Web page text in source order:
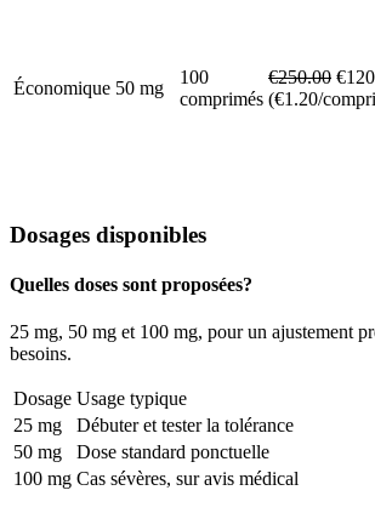
Économique 50 mg
100
comprimés
€250.00
(€1.20/
Dosages disponibles
Quelles doses sont proposées?
25 mg, 50 mg et 100 mg, pour un ajustement
besoins.
Dosage Usage typique
25 mg
Débuter et tester la tolérance
50 mg
Dose standard ponctuelle
100 mg Cas sévères, sur avis médical